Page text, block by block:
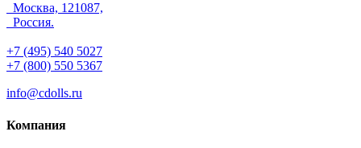
Москва, 121087,
Россия.
+7 (495) 540 5027
+7 (800) 550 5367
info@cdolls.ru
Компания